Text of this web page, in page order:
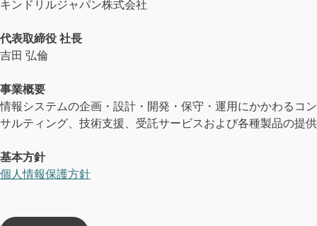
キンドリルジャパン株式会社
代表取締役 社長
吉田 弘倫
事業概要
情報システムの企画・設計・開発・保守・運用にかかわるコン
サルティング、技術支援、受託サービスおよび各種製品の提供
基本方針
個人情報保護方針